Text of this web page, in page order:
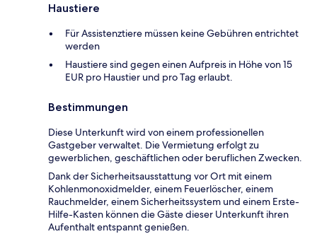
Haustiere
Für Assistenztiere müssen keine Gebühren entrichtet
werden
Haustiere sind gegen einen Aufpreis in Höhe von 15
EUR pro Haustier und pro Tag erlaubt.
Bestimmungen
Diese Unterkunft wird von einem professionellen
Gastgeber verwaltet. Die Vermietung erfolgt zu
gewerblichen, geschäftlichen oder beruflichen Zwecken.
Dank der Sicherheitsausstattung vor Ort mit einem
Kohlenmonoxidmelder, einem Feuerlöscher, einem
Rauchmelder, einem Sicherheitssystem und einem Erste-
Hilfe-Kasten können die Gäste dieser Unterkunft ihren
Aufenthalt entspannt genießen.